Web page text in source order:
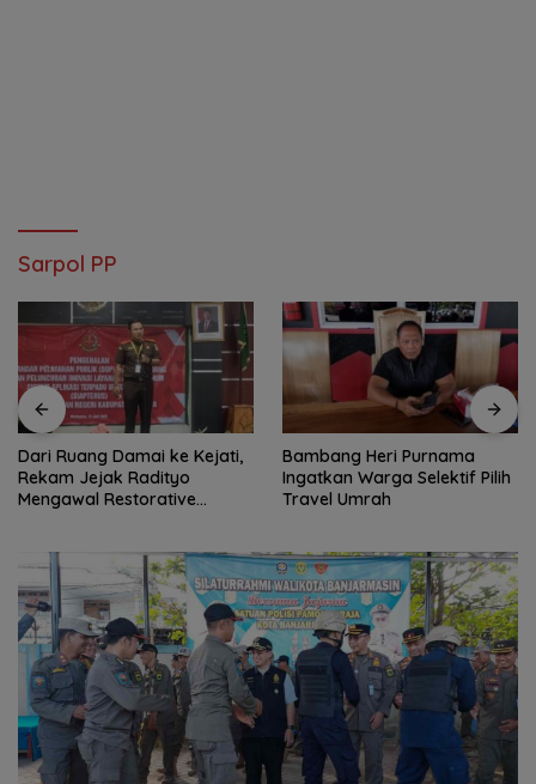
Sarpol PP
Dari Ruang Damai ke Kejati,
Rekam Jejak Radityo
Mengawal Restorative
Bambang Heri Purnama
Ingatkan Warga Selektif Pilih
Travel Umrah